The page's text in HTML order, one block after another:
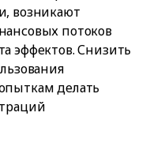
возникают
потоков
эффектов. Снизить
делать